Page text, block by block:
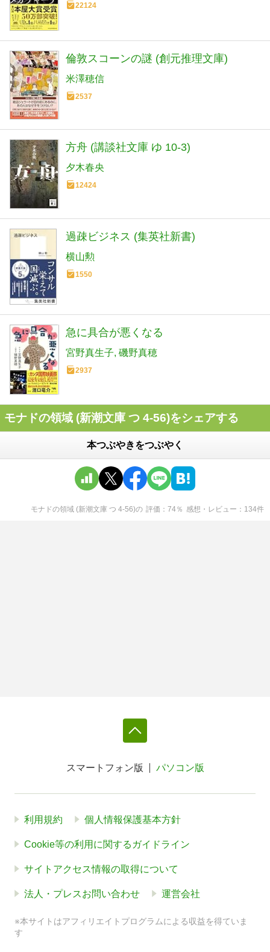
22124
倫敦スコーンの謎 (創元推理文庫)
米澤穂信
2537
方舟 (講談社文庫 ゆ 10-3)
夕木春央
12424
過疎ビジネス (集英社新書)
横山勲
1550
急に具合が悪くなる
宮野真生子 磯野真穂
2937
モナドの領域 (新潮文庫 つ 4-56)をシェアする
本つぶやきをつぶやく
モナドの領域 (新潮文庫 つ 4-56)の 評価 74％ 感想・レビュー 134件
スマートフォン版 パソコン版
利用規約 個人情報保護基本方針
Cookie等の利用に関するガイドライン
サイトアクセス情報の取得について
法人・プレスお問い合わせ 運営会社
※本サイトはアフィリエイトプログラムによる収益を得ていま
す